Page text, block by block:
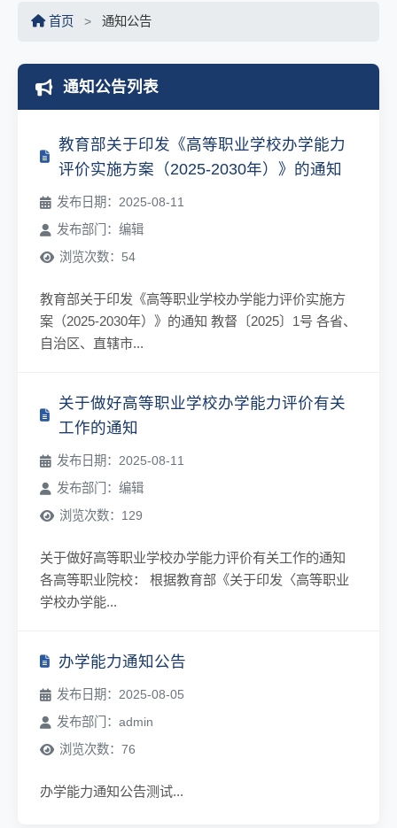
首页 > 通知公告
通知公告列表
教育部关于印发《高等职业学校办学能力
评价实施方案（2025-2030年）》的通知
发布日期：2025-08-11
发布部门：编辑
浏览次数：54
教育部关于印发《高等职业学校办学能力评价实施方
案（2025-2030年）》的通知 教督〔2025〕1号 各省、
自治区、直辖市...
关于做好高等职业学校办学能力评价有关
工作的通知
发布日期：2025-08-11
发布部门：编辑
浏览次数：129
关于做好高等职业学校办学能力评价有关工作的通知
各高等职业院校： 根据教育部《关于印发〈高等职业
学校办学能...
办学能力通知公告
发布日期：2025-08-05
发布部门：admin
浏览次数：76
办学能力通知公告测试...